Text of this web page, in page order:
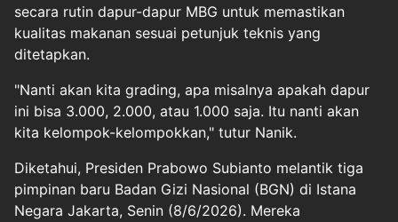
secara rutin dapur-dapur MBG untuk memastikan
kualitas makanan sesuai petunjuk teknis yang
ditetapkan.
"Nanti akan kita grading, apa misalnya apakah dapur
ini bisa 3.000, 2.000, atau 1.000 saja. Itu nanti akan
kita kelompok-kelompokkan," tutur Nanik.
Diketahui, Presiden Prabowo Subianto melantik tiga
pimpinan baru Badan Gizi Nasional (BGN) di Istana
Negara Jakarta, Senin (8/6/2026). Mereka